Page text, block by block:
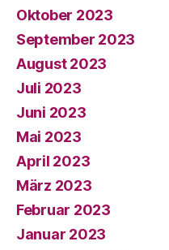
Oktober 2023
September 2023
August 2023
Juli 2023
Juni 2023
Mai 2023
April 2023
März 2023
Februar 2023
Januar 2023